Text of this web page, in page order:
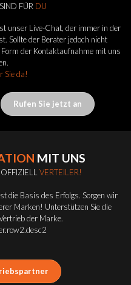
FÜR DU
unser Live-Chat, der immer in der
Sollte der Berater jedoch nicht
der Kontaktaufnahme mit uns
Sie da!
Rufen Sie jetzt an
MIT UNS
VERTEILER!
die Basis des Erfolgs. Sorgen wir
Marken! Unterstützen Sie die
der Marke.